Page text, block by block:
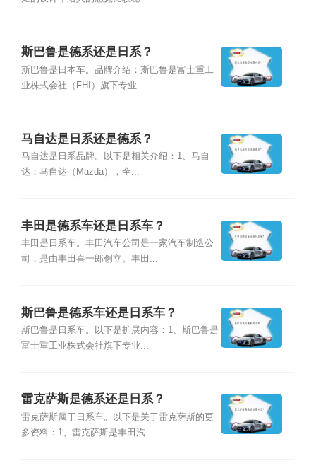
斯巴鲁是德系还是日系？
斯巴鲁是日本车。品牌介绍：斯巴鲁是富士重工
业株式会社（FHI）旗下专业...
马自达是日系还是德系？
马自达是日系品牌。以下是相关介绍：1、马自
达：马自达（Mazda），全...
丰田是德系车还是日系车？
丰田是日系车。丰田汽车公司是一家汽车制造公
司，是由丰田喜一郎创立。丰田...
斯巴鲁是德系车还是日系车？
斯巴鲁是日系车。以下是扩展内容：1、斯巴鲁是
富士重工业株式会社旗下专业...
雷克萨斯是德系还是日系？
雷克萨斯属于日系车。以下是关于雷克萨斯的更
多资料：1、雷克萨斯是丰田汽...